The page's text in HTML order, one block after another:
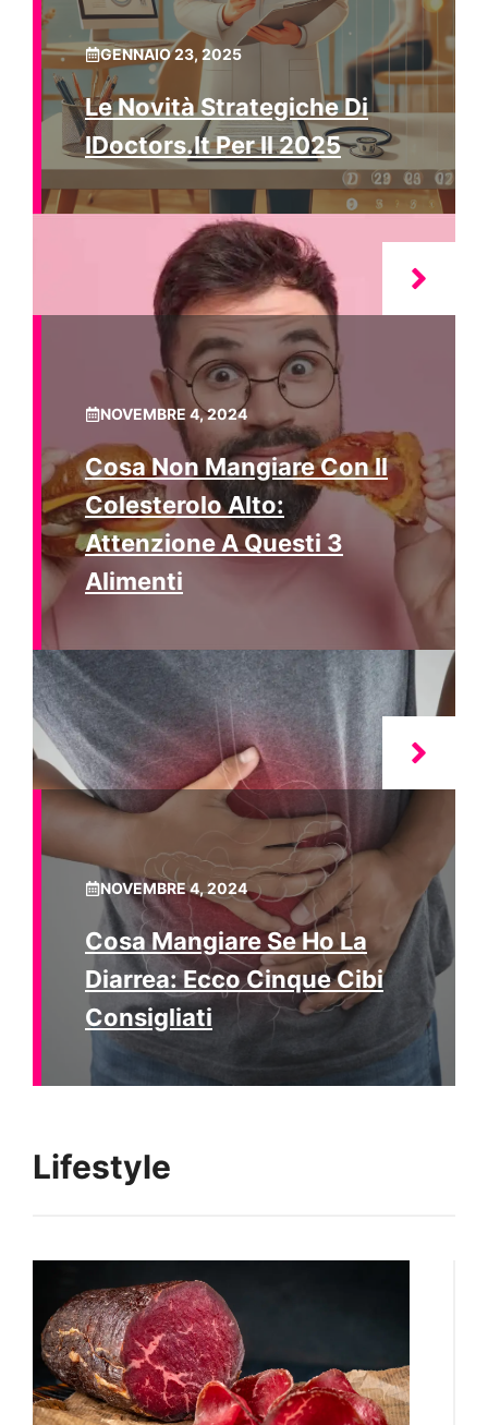
GENNAIO 23, 2025
Le Novità Strategiche Di
IDoctors.it Per Il 2025
NOVEMBRE 4, 2024
Cosa Non Mangiare Con Il
Colesterolo Alto:
Attenzione A Questi 3
Alimenti
NOVEMBRE 4, 2024
Cosa Mangiare Se Ho La
Diarrea: Ecco Cinque Cibi
Consigliati
Lifestyle